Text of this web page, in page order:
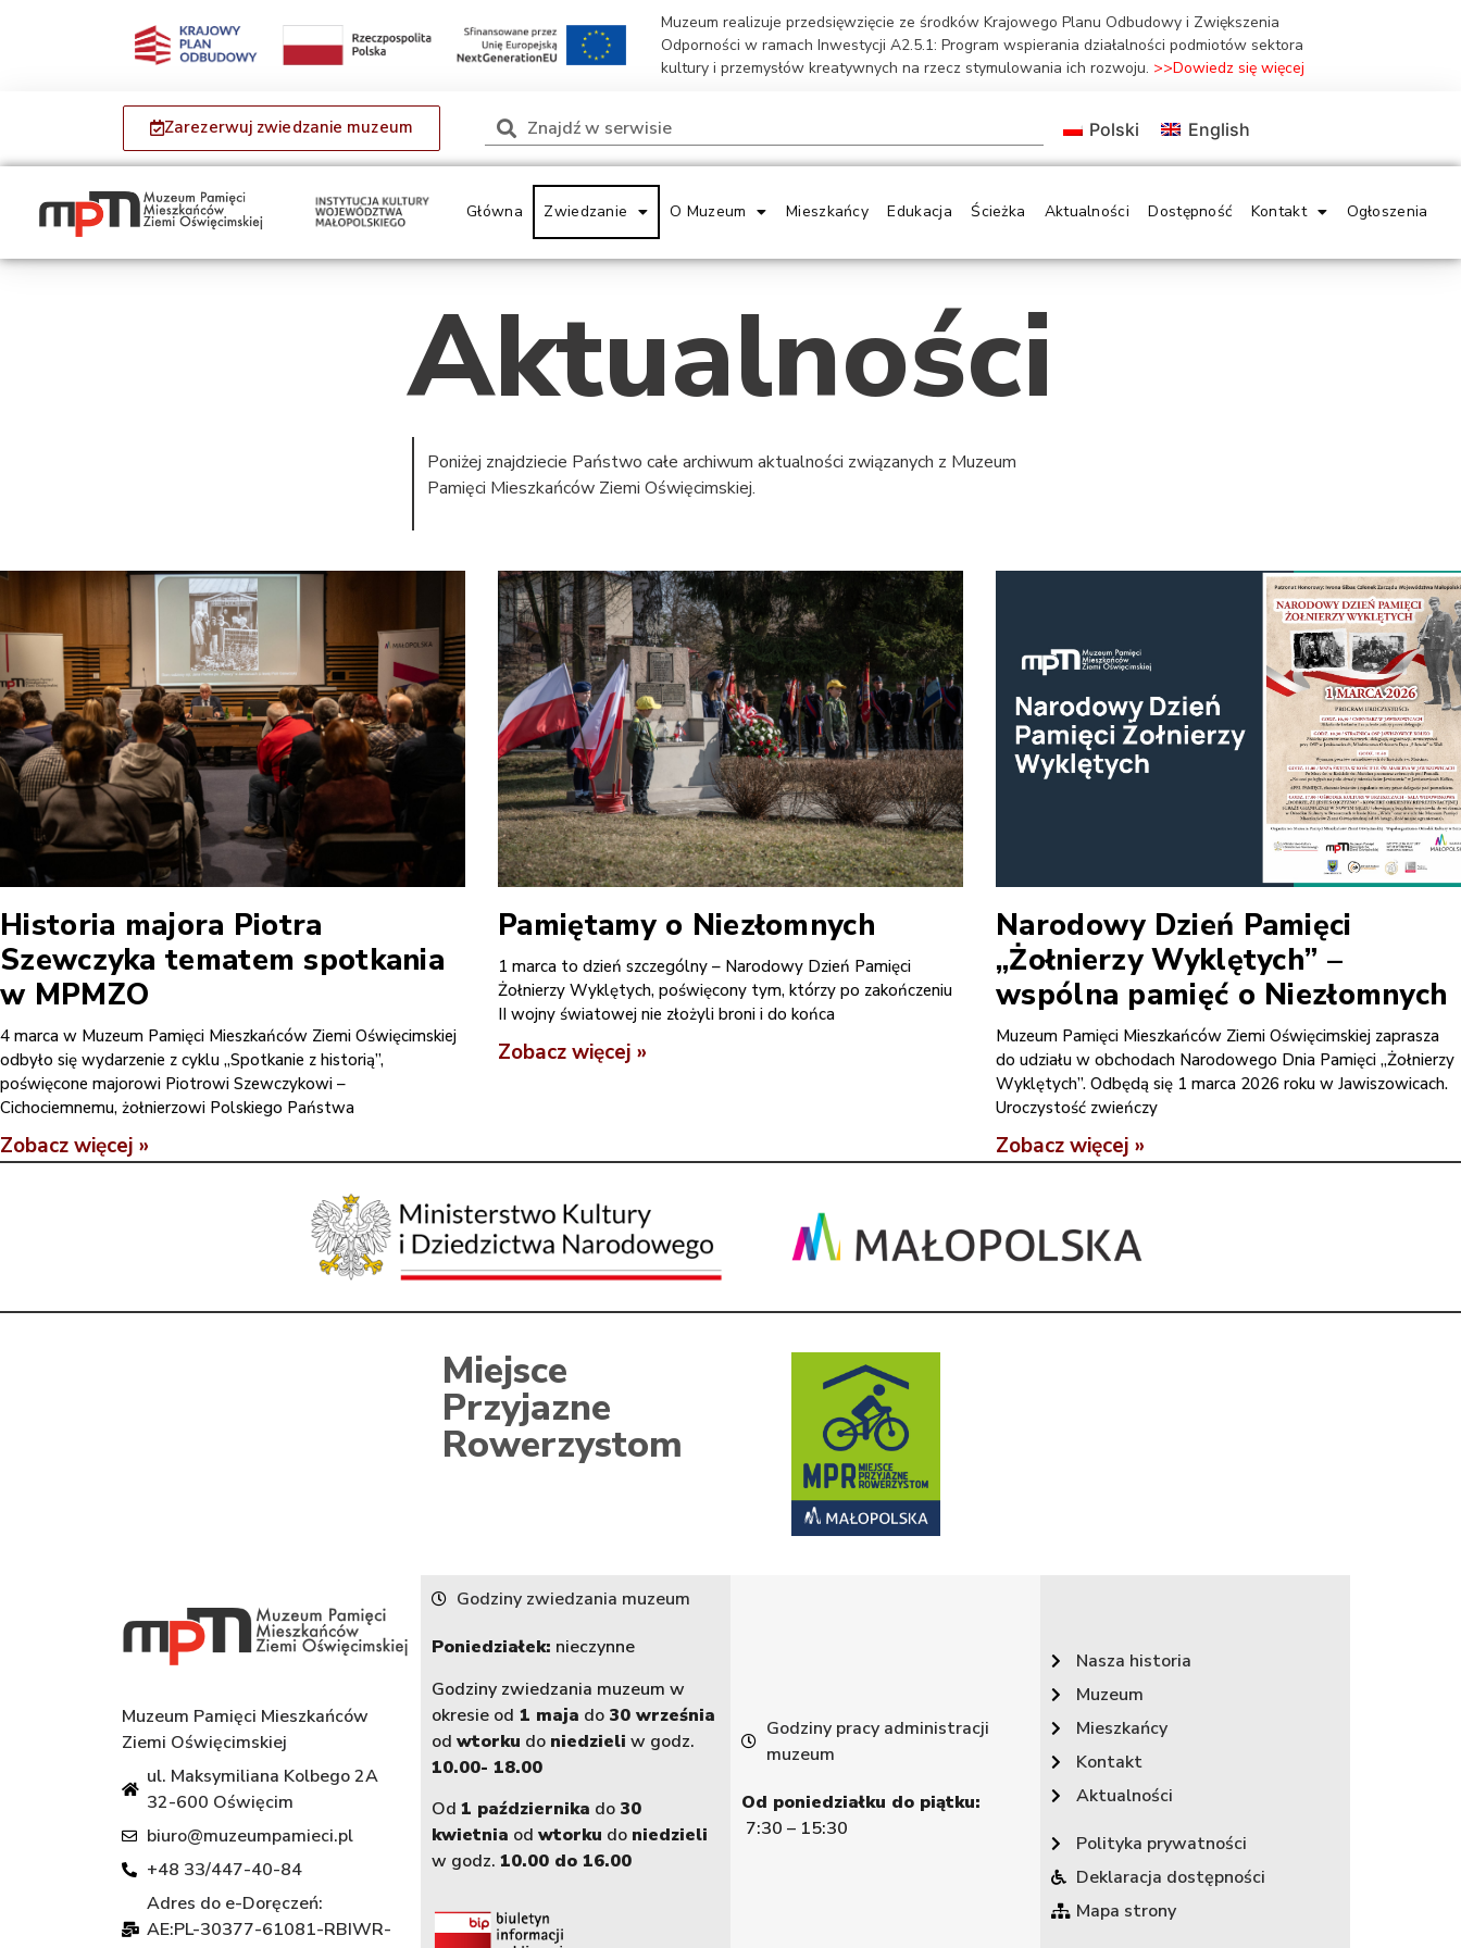
Muzeum realizuje przedsięwzięcie ze środków Krajowego Planu Odbudowy i Zwiększenia
Odporności w ramach Inwestycji A2.5.1: Program wspierania działalności podmiotów sektora
kultury i przemysłów kreatywnych na rzecz stymulowania ich rozwoju. >>Dowiedz się więcej
Zarezerwuj zwiedzanie muzeum Polski English
Główna Zwiedzanie O Muzeum Mieszkańcy Edukacja Ścieżka Aktualności Dostępność Kontakt Ogłoszenia
Aktualności
Poniżej znajdziecie Państwo całe archiwum aktualności związanych z Muzeum
Pamięci Mieszkańców Ziemi Oświęcimskiej.
Historia majora Piotra
Szewczyka tematem spotkania
w MPMZO
4 marca w Muzeum Pamięci Mieszkańców Ziemi Oświęcimskiej
odbyło się wydarzenie z cyklu „Spotkanie z historią”,
poświęcone majorowi Piotrowi Szewczykowi –
Cichociemnemu, żołnierzowi Polskiego Państwa
Zobacz więcej »
Pamiętamy o Niezłomnych
1 marca to dzień szczególny – Narodowy Dzień Pamięci
Żołnierzy Wyklętych, poświęcony tym, którzy po zakończeniu
II wojny światowej nie złożyli broni i do końca
Zobacz więcej »
Narodowy Dzień Pamięci
„Żołnierzy Wyklętych” –
wspólna pamięć o Niezłomnych
Muzeum Pamięci Mieszkańców Ziemi Oświęcimskiej zaprasza
do udziału w obchodach Narodowego Dnia Pamięci „Żołnierzy
Wyklętych”. Odbędą się 1 marca 2026 roku w Jawiszowicach.
Uroczystość zwieńczy
Zobacz więcej »
Miejsce
Przyjazne
Rowerzystom
Muzeum Pamięci Mieszkańców
Ziemi Oświęcimskiej
ul. Maksymiliana Kolbego 2A
32-600 Oświęcim
biuro@muzeumpamieci.pl
+48 33/447-40-84
Adres do e-Doręczeń:
AE:PL-30377-61081-RBIWR-
Godziny zwiedzania muzeum
Poniedziałek: nieczynne
Godziny zwiedzania muzeum w
okresie od 1 maja do 30 września
od wtorku do niedzieli w godz.
10.00- 18.00
Od 1 października do 30
kwietnia od wtorku do niedzieli
w godz. 10.00 do 16.00
Godziny pracy administracji
muzeum
Od poniedziałku do piątku:
7:30 – 15:30
Nasza historia
Muzeum
Mieszkańcy
Kontakt
Aktualności
Polityka prywatności
Deklaracja dostępności
Mapa strony